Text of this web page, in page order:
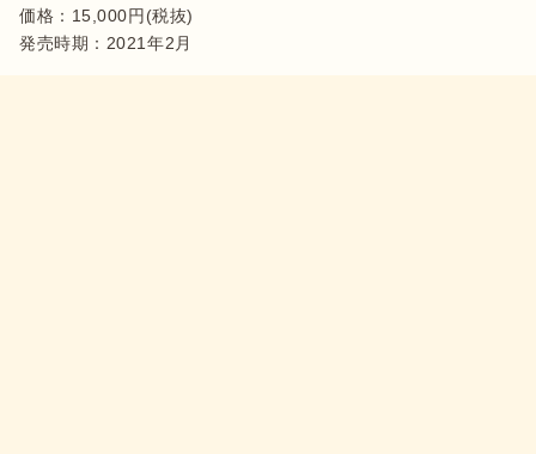
価格：15,000円(税抜)
発売時期：2021年2月